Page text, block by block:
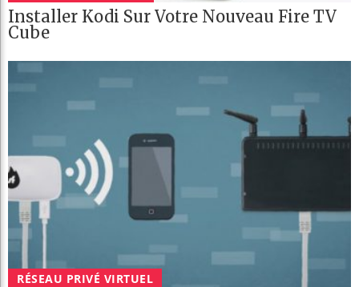
Installer Kodi Sur Votre Nouveau Fire TV
Cube
RÉSEAU PRIVÉ VIRTUEL